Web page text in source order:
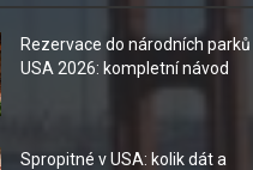
Rezervace do národních parků
USA 2026: kompletní návod
Spropitné v USA: kolik dát a